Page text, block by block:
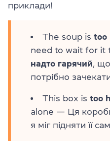
приклади!
The soup is too
need to wait for it
надто гарячий ,
потрібно
This box is too
alone — Ця
я міг підняти її